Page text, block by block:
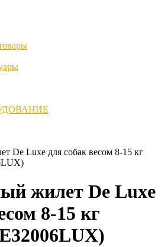
De Luxe для собак весом 8-15 кг
жилет De Luxe
8-15 кг